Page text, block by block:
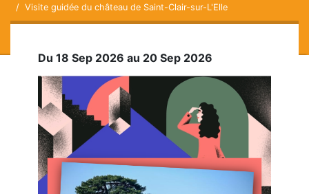
Visite guidée du château de Saint-Clair-sur-L'Elle
Du 18 Sep 2026 au 20 Sep 2026